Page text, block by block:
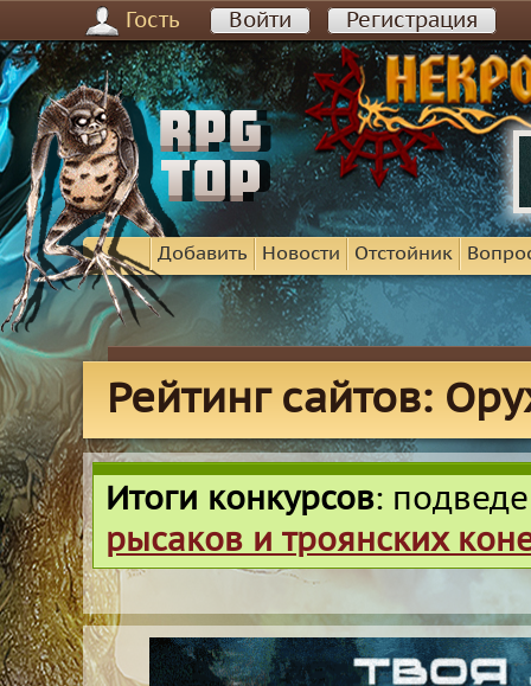
Гость Войти Регистрация
Добавить Новости Отстойник
Рейтинг сайтов:
Итоги конкурсов:
рысаков и троянских